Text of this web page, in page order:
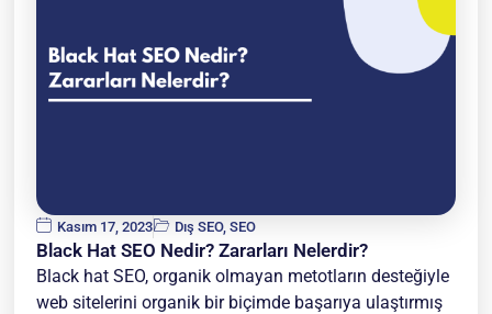
Kasım 17, 2023 Dış SEO,SEO
Black Hat SEO Nedir? Zararları Nelerdir?
Black hat SEO, organik olmayan metotların desteğiyle
web sitelerini organik bir biçimde başarıya ulaştırmış